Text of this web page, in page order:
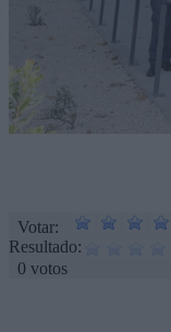
Votar:
Resultado:
0 votos